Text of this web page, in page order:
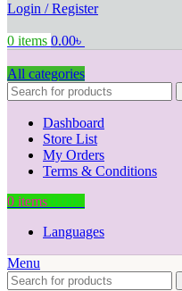
Login / Register
0 items 0.00৳
All categories
Dashboard
Store List
My Orders
Terms & Conditions
0 items
Languages
Menu